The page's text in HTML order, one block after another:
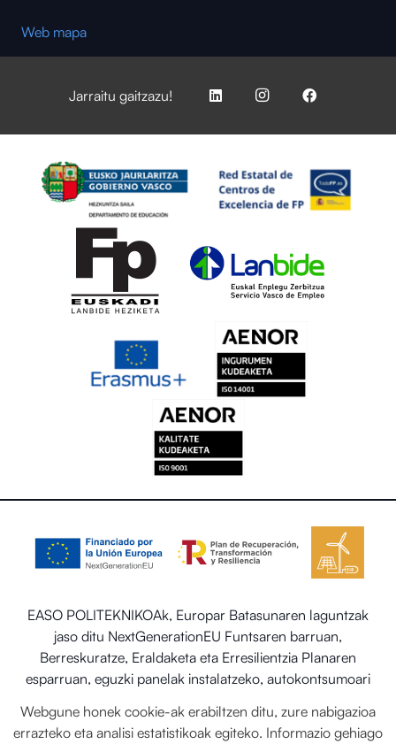
Web mapa
Jarraitu gaitzazu!
EASO POLITEKNIKOAk, Europar Batasunaren laguntzak
jaso ditu NextGenerationEU Funtsaren barruan,
Berreskuratze, Eraldaketa eta Erresilientzia Planaren
esparruan, eguzki panelak instalatzeko, autokontsumoari
berriztagarriekin, baita ere Trantsizio Ekologikorako eta
Webgune honek cookie-ak erabiltzen ditu, zure nabigazioa
errazteko eta analisi estatistikoak egiteko. Informazio gehiago